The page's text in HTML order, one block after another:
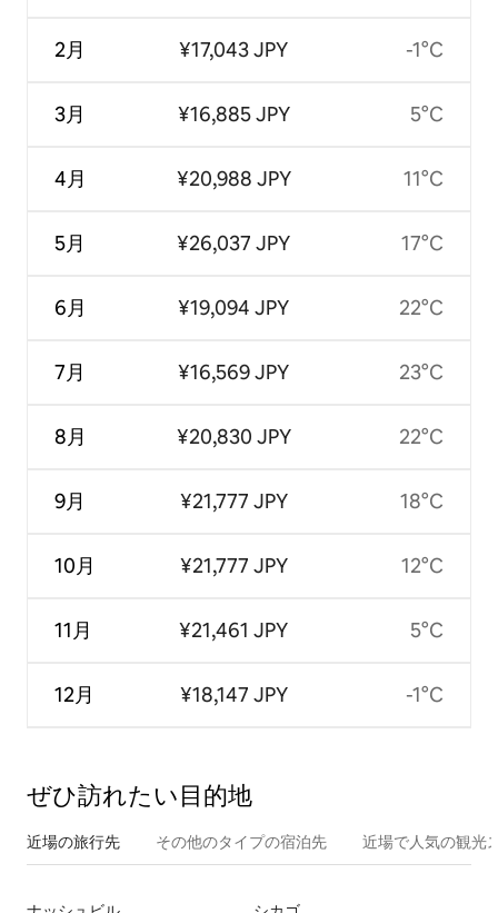
2月
3月
4月
5月
6月
7月
8月
9月
10月
11月
12月
¥17,043 JPY
¥16,885 JPY
¥20,988 JPY
¥26,037 JPY
¥19,094 JPY
¥16,569 JPY
¥20,830 JPY
¥21,777 JPY
¥21,777 JPY
¥21,461 JPY
¥18,147 JPY
-1°C
5°C
11°C
17°C
22°C
23°C
22°C
18°C
12°C
5°C
-1°C
ぜひ訪⁠れ⁠た⁠い目⁠的⁠地
近場の旅行先 その他のタ⁠イ⁠プ⁠の宿⁠泊⁠先 近場で人気の観光